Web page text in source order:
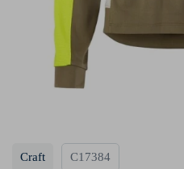
Craft C17384